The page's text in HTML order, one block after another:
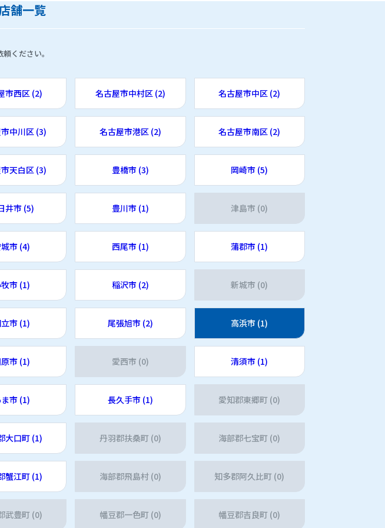
舗一覧
ください。
市西区 (2) 名古屋市中村区 (2) 名古屋市中区 (2)
中川区 (3) 名古屋市港区 (2) 名古屋市南区 (2)
天白区 (3) 豊橋市 (3) 岡崎市 (5)
井市 (5) 豊川市 (1) 津島市 (0)
市 (4) 西尾市 (1) 蒲郡市 (1)
市 (1) 稲沢市 (2) 新城市 (0)
市 (1) 尾張旭市 (2) 高浜市 (1)
市 (1) 愛西市 (0) 清須市 (1)
ま市 (1) 長久手市 (1) 愛知郡東郷町 (0)
大口町 (1) 丹羽郡扶桑町 (0) 海部郡七宝町 (0)
蟹江町 (1) 海部郡飛島村 (0) 知多郡阿久比町 (0)
武豊町 (0) 幡豆郡一色町 (0) 幡豆郡吉良町 (0)